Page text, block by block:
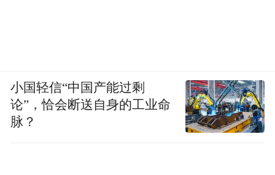
小国轻信“中国产能过剩
论”，恰会断送自身的工业命
脉？